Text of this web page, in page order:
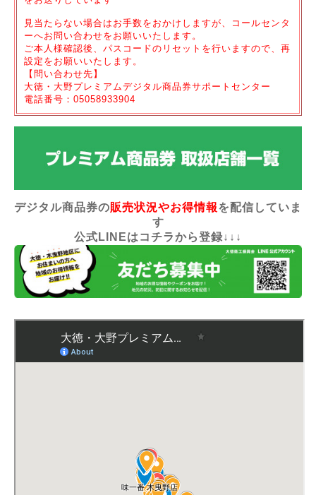
見当たらない場合はお手数をおかけしますが、コールセンタ
ーへお問い合わせをお願いいたします。
ご本人様確認後、パスコードのリセットを行いますので、再
設定をお願いいたします。
【問い合わせ先】
大徳・大野プレミアムデジタル商品券サポートセンター
電話番号：05058933904
デジタル商品券の販売状況やお得情報を配信していま
す
公式LINEはコチラから登録↓↓↓